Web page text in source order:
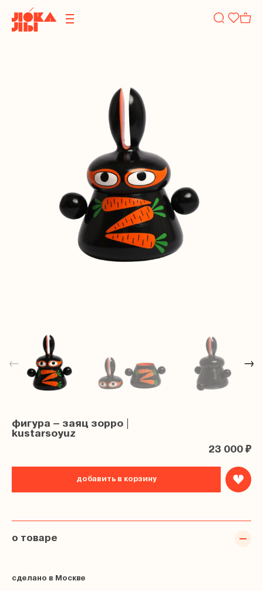
← →
фигура – заяц зорро |
kustarsoyuz
23 000 ₽
добавить в корзину
о товаре
сделано в Москве